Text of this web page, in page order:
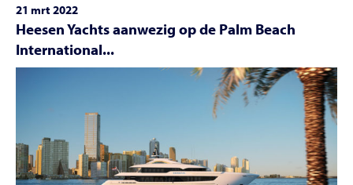
21 mrt 2022
Heesen Yachts aanwezig op de Palm Beach
International...